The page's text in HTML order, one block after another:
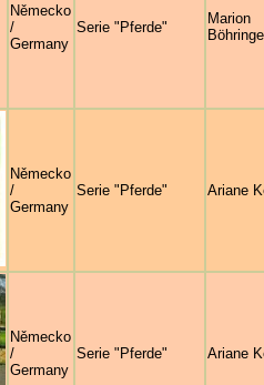
Německo
/
Germany
Serie "Pferde"
Marion
Německo
/
Germany
Serie "Pferde" Ariane
Německo
/
Germany
Serie "Pferde" Ariane